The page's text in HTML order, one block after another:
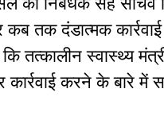
कब तक दंडात्मक
कि तत्कालीन स्वास्थ्य
कार्रवाई करने के बारे